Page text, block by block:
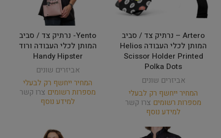
Artero – נרתיק צד / סביב
המותן לכלי העבודה Helios
Scissor Holder Printed
Polka Dots
אביזרים שונים
המחיר ייחשף רק לבעלי
מספרות רשומים צרו קשר
למידע נוסף
Yento- נרתיק צד / סביב
המותן לכלי העבודה ורוד
Handy Hipster
אביזרים שונים
המחיר ייחשף רק לבעלי
מספרות רשומים צרו קשר
למידע נוסף